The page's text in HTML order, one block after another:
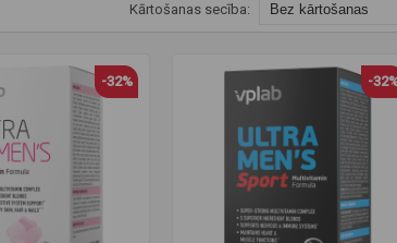
Kārtošanas secība:
-32% -